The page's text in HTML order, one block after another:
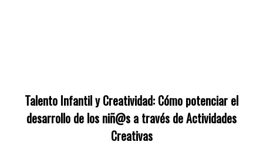
Talento Infantil y Creatividad: Cómo potenciar el
desarrollo de los niñ@s a través de Actividades
Creativas